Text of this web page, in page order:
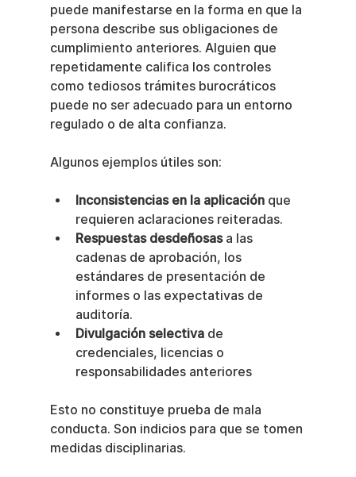
puede manifestarse en la forma en que la
persona describe sus obligaciones de
cumplimiento anteriores. Alguien que
repetidamente califica los controles
como tediosos trámites burocráticos
puede no ser adecuado para un entorno
regulado o de alta confianza.
Algunos ejemplos útiles son:
Inconsistencias en la aplicación que
requieren aclaraciones reiteradas.
Respuestas desdeñosas a las
cadenas de aprobación, los
estándares de presentación de
informes o las expectativas de
auditoría.
Divulgación selectiva de
credenciales, licencias o
responsabilidades anteriores
Esto no constituye prueba de mala
conducta. Son indicios para que se tomen
medidas disciplinarias.